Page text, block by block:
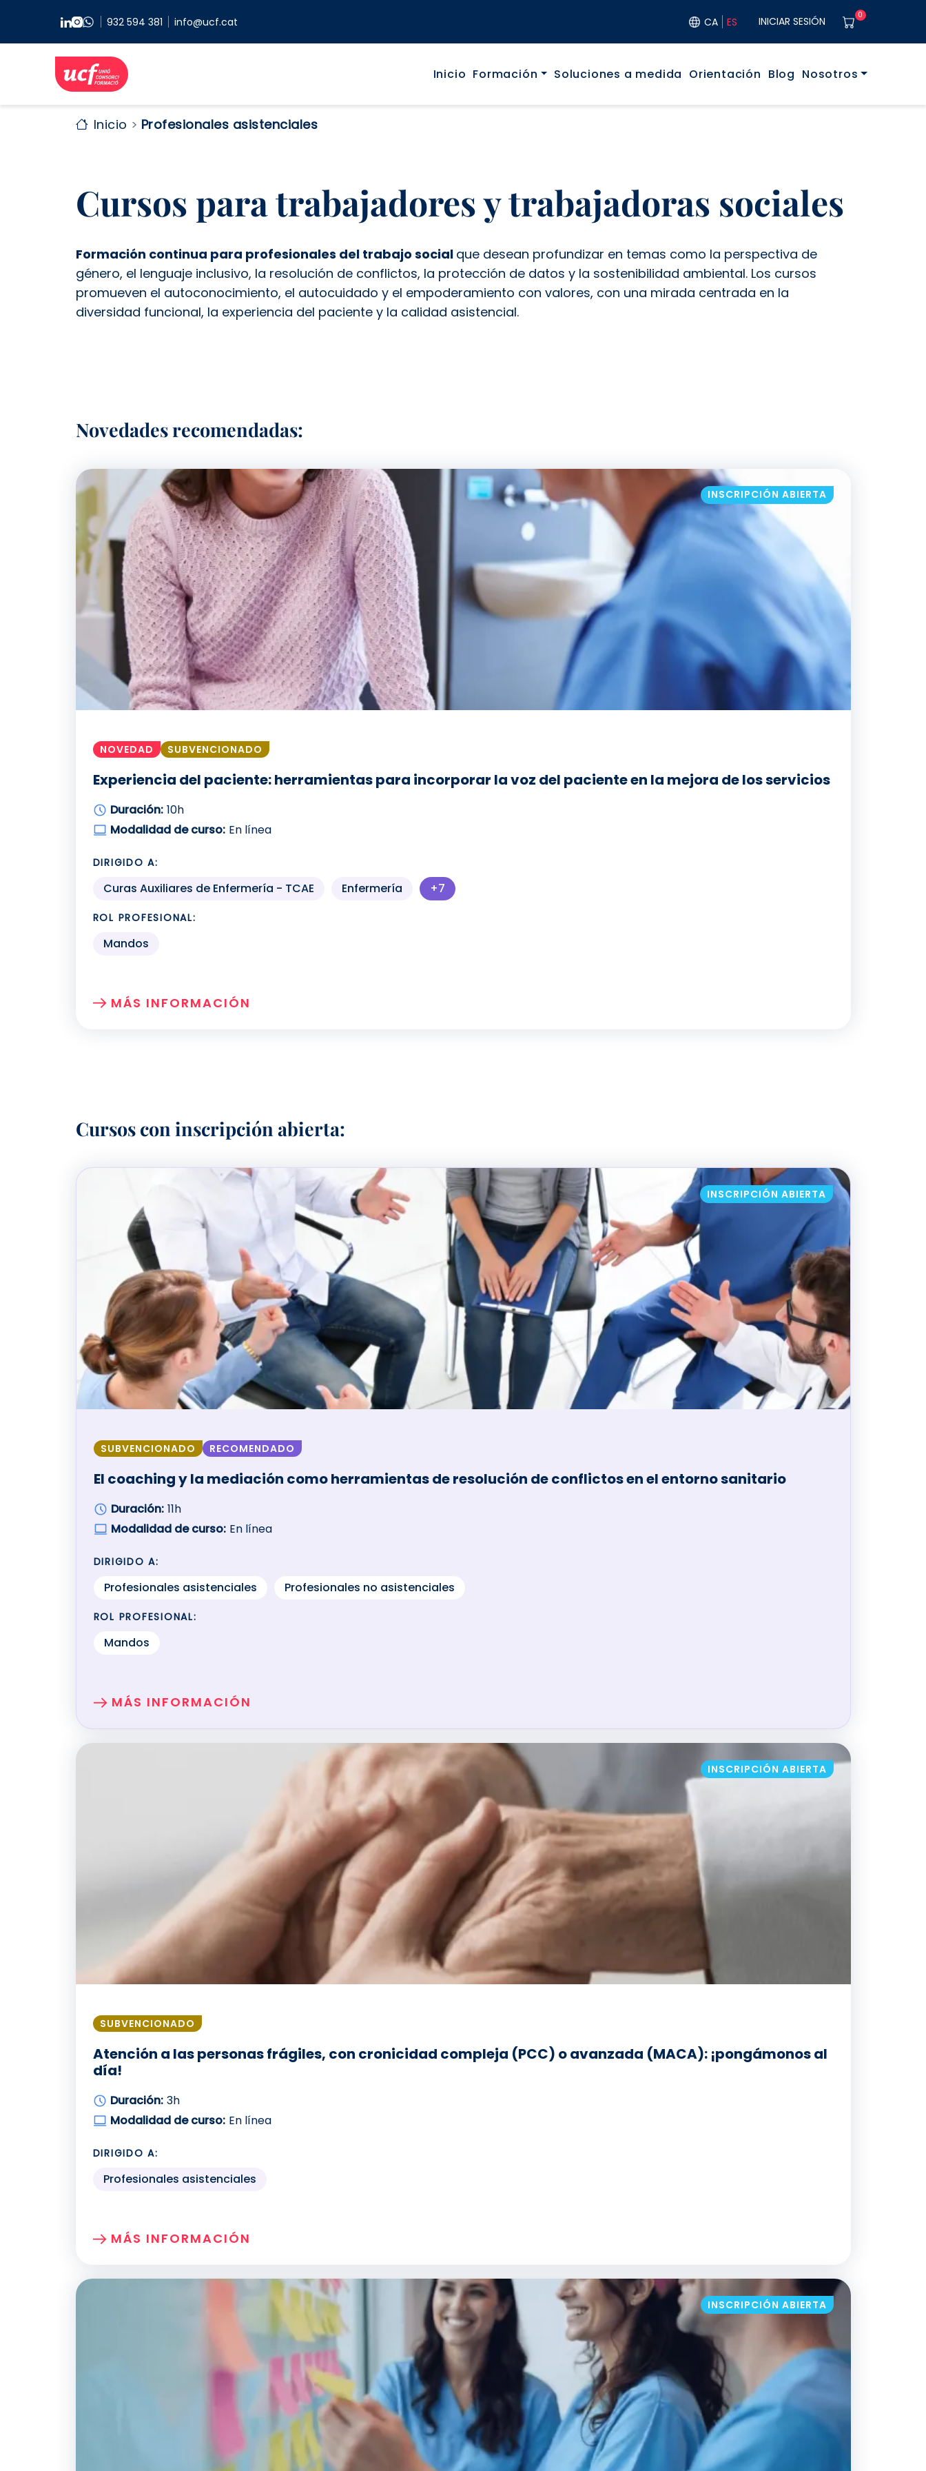
932 594 381 info@ucf.cat CA ES User
INICIAR SESIÓN 0
Navegació principal
Inicio Formación Soluciones a medida Orientación Blog Nosotros
Inicio Profesionales asistenciales
Cursos para trabajadores y trabajadoras sociales
Formación continua para profesionales del trabajo social que desean profundizar en temas como la perspectiva de
género, el lenguaje inclusivo, la resolución de conflictos, la protección de datos y la sostenibilidad ambiental. Los cursos
promueven el autoconocimiento, el autocuidado y el empoderamiento con valores, con una mirada centrada en la
diversidad funcional, la experiencia del paciente y la calidad asistencial.
Novedades recomendadas:
NOVEDAD SUBVENCIONADO
Experiencia del paciente: herramientas para incorporar la voz del paciente en la mejora de los servicios
Duración: 10h
Modalidad de curso: En línea
DIRIGIDO A:
Curas Auxiliares de Enfermería - TCAE Enfermería
+7
Más perfiles profesionales disponibles para mostrar
ROL PROFESIONAL:
Mandos
MÁS INFORMACIÓN
SOBRE: EXPERIENCIA DEL PACIENTE: HERRAMIENTAS PARA INCORPORAR LA VOZ DEL PACIENTE EN LA MEJORA DE
INSCRIPCIÓN ABIERTA
Cursos con inscripción abierta:
SUBVENCIONADO RECOMENDADO
El coaching y la mediación como herramientas de resolución de conflictos en el entorno sanitario
Duración: 11h
Modalidad de curso: En línea
DIRIGIDO A:
Profesionales asistenciales Profesionales no asistenciales
ROL PROFESIONAL:
Mandos
MÁS INFORMACIÓN
SOBRE: EL COACHING Y LA MEDIACIÓN COMO HERRAMIENTAS DE RESOLUCIÓN DE CONFLICTOS EN EL ENTORNO
INSCRIPCIÓN ABIERTA
SUBVENCIONADO
Atención a las personas frágiles, con cronicidad compleja (PCC) o avanzada (MACA): ¡pongámonos al
día!
Duración: 3h
Modalidad de curso: En línea
DIRIGIDO A:
Profesionales asistenciales
MÁS INFORMACIÓN
SOBRE: ATENCIÓN A LAS PERSONAS FRÁGILES, CON CRONICIDAD COMPLEJA (PCC) O AVANZADA (MACA):
INSCRIPCIÓN ABIERTA
INSCRIPCIÓN ABIERTA